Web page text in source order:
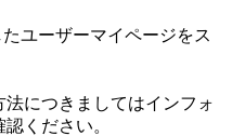
ユーザーマイページをス
につきましてはインフォ
ください。